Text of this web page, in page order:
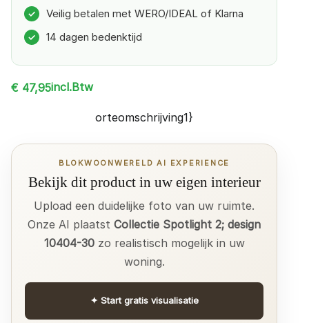
✓ Veilig betalen met WERO/IDEAL of Klarna
✓ 14 dagen bedenktijd
€ 47,95incl.Btw
orteomschrijving1}
BLOKWOONWERELD AI EXPERIENCE
Bekijk dit product in uw eigen interieur
Upload een duidelijke foto van uw ruimte.
Onze AI plaatst Collectie Spotlight 2; design
10404-30zo realistisch mogelijk in uw
woning.
✦ Start gratis visualisatie